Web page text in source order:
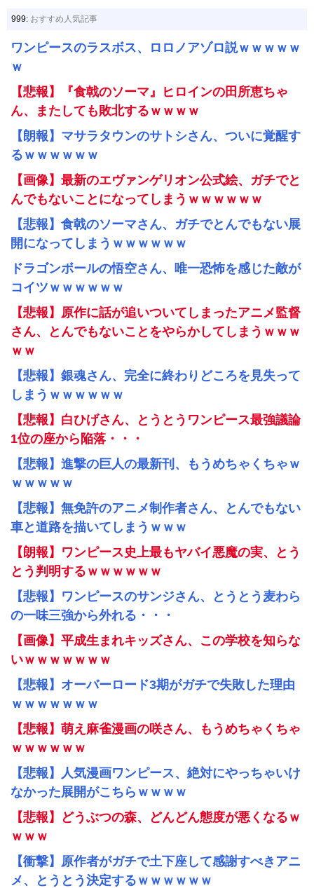
999: おすすめ人気記事
ワンピースのラスボス、ロロノアゾロ説ｗｗｗｗｗ
ｗ
【悲報】『食戟のソーマ』ヒロインの田所恵ちゃ
ん、またしても敗北するｗｗｗｗ
【朗報】マサラタウンのサトシさん、ついに覚醒す
るｗｗｗｗｗｗ
【画像】最新のエヴァンゲリオン公式絵、ガチでと
んでもないことになってしまうｗｗｗｗｗｗ
【悲報】食戟のソーマさん、ガチでとんでもない展
開になってしまうｗｗｗｗｗｗ
ドラゴンボールの悟空さん、唯一恐怖を感じた敵が
コイツｗｗｗｗｗｗ
【悲報】原作に話が追いついてしまったアニメ監督
さん、とんでもないことをやらかしてしまうｗｗｗ
ｗｗ
【悲報】銀魂さん、完全に終わりどころを見失って
しまうｗｗｗｗｗｗ
【悲報】白ひげさん、とうとうワンピース最強議論
1位の座から陥落・・・
【悲報】進撃の巨人の最新刊、もうめちゃくちゃｗ
ｗｗｗｗｗ
【悲報】無免許のアニメ制作者さん、とんでもない
車と道路を描いてしまうｗｗｗ
【朗報】ワンピース史上最もヤバイ悪魔の実、とう
とう判明するｗｗｗｗｗｗ
【悲報】ワンピースのサンジさん、とうとう麦わら
の一味三強から外れる・・・
【画像】平成生まれキッズさん、この学校を知らな
いｗｗｗｗｗｗｗ
【悲報】オーバーロード3期がガチで失敗した理由
ｗｗｗｗｗｗｗ
【悲報】萌え麻雀漫画の咲さん、もうめちゃくちゃ
ｗｗｗｗｗｗ
【悲報】人気漫画ワンピース、絶対にやっちゃいけ
なかった展開がこちらｗｗｗｗ
【悲報】どうぶつの森、どんどん態度が悪くなるｗ
ｗｗｗ
【衝撃】原作者がガチで土下座して感謝すべきアニ
メ、とうとう決定するｗｗｗｗｗｗ